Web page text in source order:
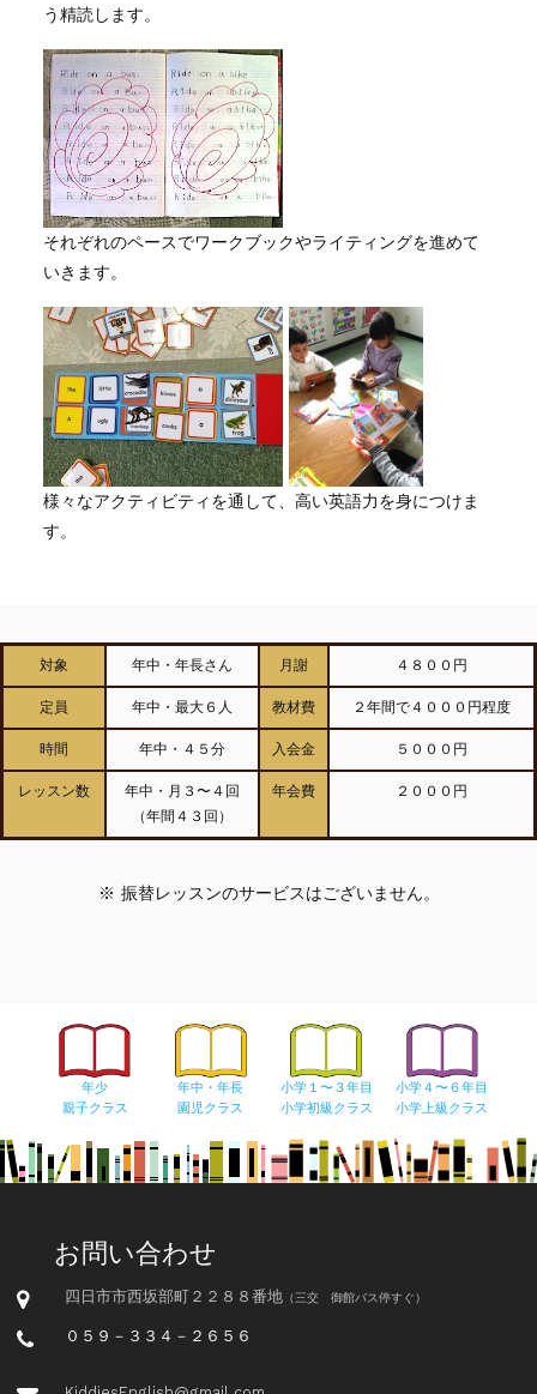
う精読します。
それぞれのペースでワークブックやライティングを進めて
いきます。
様々なアクティビティを通して、高い英語力を身につけま
す。
対象 年中・年長さん 月謝 ４８００円
定員 年中・最大６人 教材費 ２年間で４０００円程度
時間 年中・４５分 入会金 ５０００円
レッスン数
年中・月３〜４回
（年間４３回）
年会費 ２０００円
※ 振替レッスンのサービスはございません。
年少
親子クラス
年中・年長
園児クラス
小学１〜３年目
小学初級クラス
小学４〜６年目
小学上級クラス
お問い合わせ
四日市市西坂部町２２８８番地（三交 御館バス停すぐ）
０５９－３３４－２６５６